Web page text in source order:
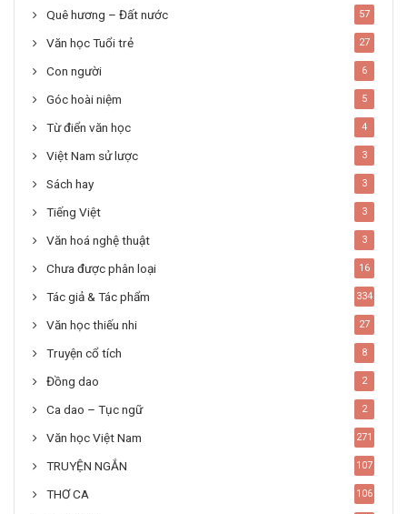
Quê hương – Đất nước 57
Văn học Tuổi trẻ 27
Con người 6
Góc hoài niệm 5
Từ điển văn học 4
Việt Nam sử lược 3
Sách hay 3
Tiếng Việt 3
Văn hoá nghệ thuật 3
Chưa được phân loại 16
Tác giả & Tác phẩm 334
Văn học thiếu nhi 27
Truyện cổ tích 8
Đồng dao 2
Ca dao – Tục ngữ 2
Văn học Việt Nam 271
TRUYỆN NGẮN 107
THƠ CA 106